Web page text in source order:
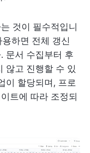
것이 필수적입니
용하면 전체 갱신
문서 수집부터 후
않고 진행할 수 있
이 할당되며, 프로
트에 따라 조정되